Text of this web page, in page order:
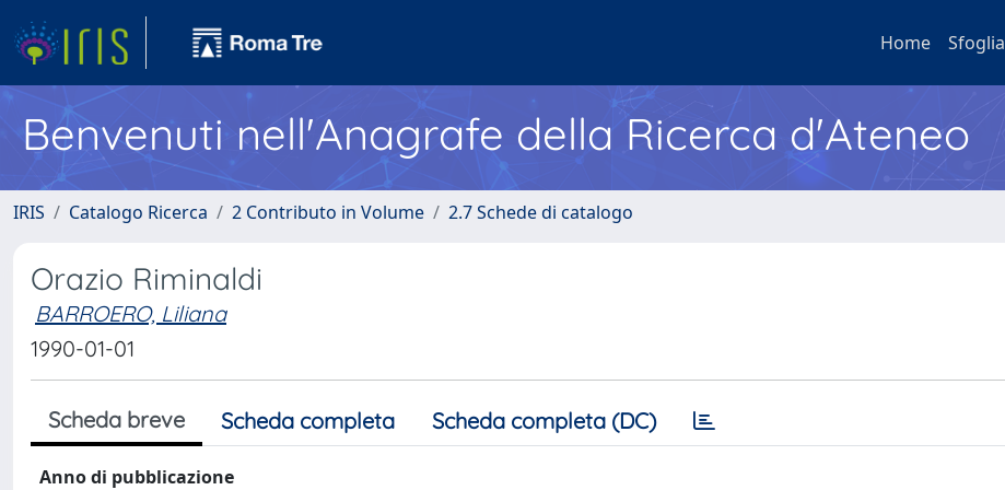
Home Sfoglia
Benvenuti nell'Anagrafe della Ricerca d'Ateneo
IRIS Catalogo Ricerca 2 Contributo in Volume 2.7 Schede di catalogo
Orazio Riminaldi
BARROERO, Liliana
1990-01-01
Scheda breve Scheda completa Scheda completa (DC)
Anno di pubblicazione